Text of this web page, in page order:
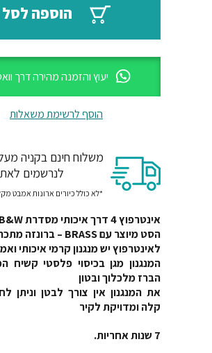
הוספה לסל
יעוץ והזמנה מהירה דרך
הוסף לרשימת משאלות
משלוח חינם בקניה מעל 399
לנרשמים
*לא כולל כיורים ארונות אמבט
אינטרפוץ 4 דרך איכותי מסדרת B&W
הסט מיוצר עם BRASS – ברונזה מתכת על חלד
לאינטרפוץ יש מנגנון קרמי איכותי
המנגנון מגן בכיסוי פלסטי קשיח
הברז מלכלוך ובטון
את המנגנון אין צורך לבטן וניתן
קלה ומדויקת לקיר
7 שנות אחריות.